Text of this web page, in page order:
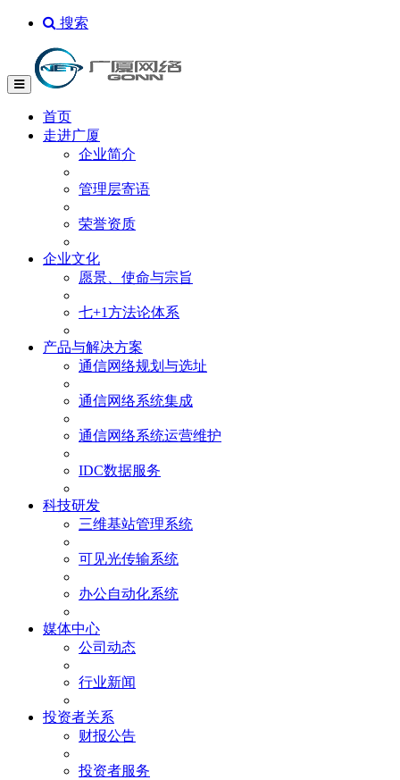
搜索
首页
走进广厦
企业简介
管理层寄语
荣誉资质
企业文化
愿景、使命与宗旨
七+1方法论体系
产品与解决方案
通信网络规划与选址
通信网络系统集成
通信网络系统运营维护
IDC数据服务
科技研发
三维基站管理系统
可见光传输系统
办公自动化系统
媒体中心
公司动态
行业新闻
投资者关系
财报公告
投资者服务